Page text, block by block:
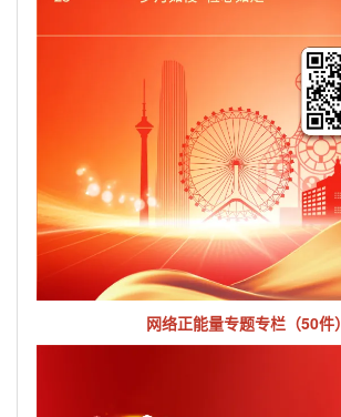
网络正能量专题专栏（50件）